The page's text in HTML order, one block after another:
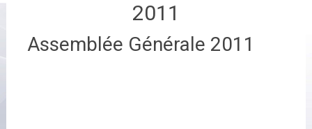
2011
Assemblée Générale 2011